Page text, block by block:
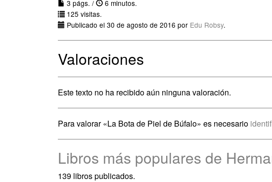
3 págs. /
6 minutos.
125 visitas.
Publicado el 30 de agosto de 2016 por Edu Robsy.
Valoraciones
Este texto no ha recibido aún ninguna valoración.
Para valorar «La Bota de Piel de Búfalo» es necesario
Libros más populares de
139 libros publicados.